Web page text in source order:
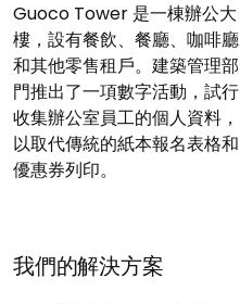
Guoco Tower 是一棟辦公大
樓，設有餐飲、餐廳、咖啡廳
和其他零售租戶。建築管理部
門推出了一項數字活動，試行
收集辦公室員工的個人資料，
以取代傳統的紙本報名表格和
優惠券列印。
我們的解決方案